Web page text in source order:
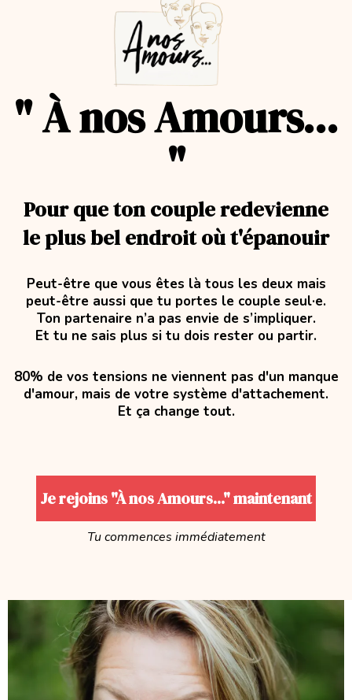
" À nos Amours...
"
Pour que ton couple redevienne
le plus bel endroit où t'épanouir
Peut-être que vous êtes là tous les deux mais
peut-être aussi que tu portes le couple seul·e.
Ton partenaire n’a pas envie de s’impliquer.
Et tu ne sais plus si tu dois rester ou partir.
80% de vos tensions ne viennent pas d'un manque
d'amour, mais de votre système d'attachement.
Et ça change tout.
Je rejoins "À nos Amours..." maintenant
Tu commences immédiatement